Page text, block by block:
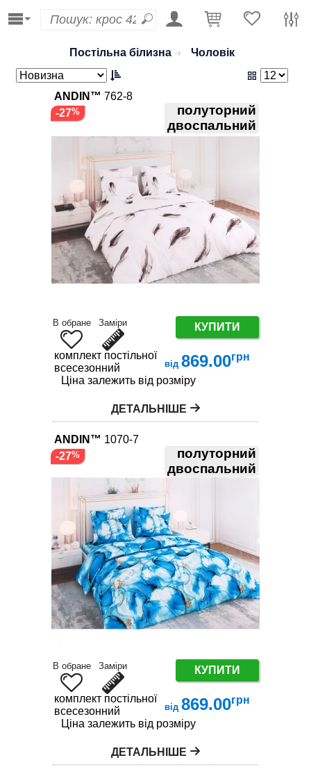
Постільна білизна Чоловік
ANDIN™ 762-8
полуторний
двоспальний
В обране Заміри КУПИТИ
комплект постільної білизни
всесезонний
від 869.00грн
-27
Ціна залежить від розміру
ДЕТАЛЬНІШЕ
ANDIN™ 1070-7
полуторний
двоспальний
В обране Заміри КУПИТИ
комплект постільної білизни
всесезонний
від 869.00грн
-27
Ціна залежить від розміру
ДЕТАЛЬНІШЕ